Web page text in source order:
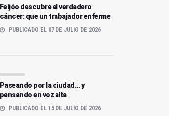
Feijóo descubre el verdadero
cáncer: que un trabajador enferme
PUBLICADO EL 07 DE JULIO DE 2026
Paseando por la ciudad... y
pensando en voz alta
PUBLICADO EL 15 DE JULIO DE 2026